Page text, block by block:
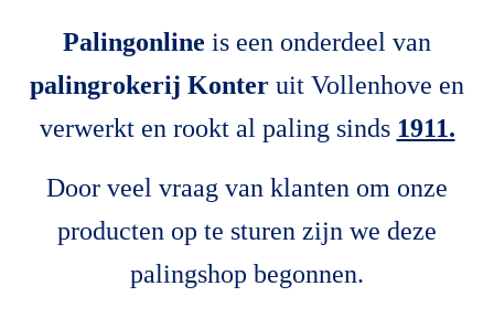
Palingonline is een onderdeel van
palingrokerij Konter uit Vollenhove en
verwerkt en rookt al paling sinds 1911.
Door veel vraag van klanten om onze
producten op te sturen zijn we deze
palingshop begonnen.